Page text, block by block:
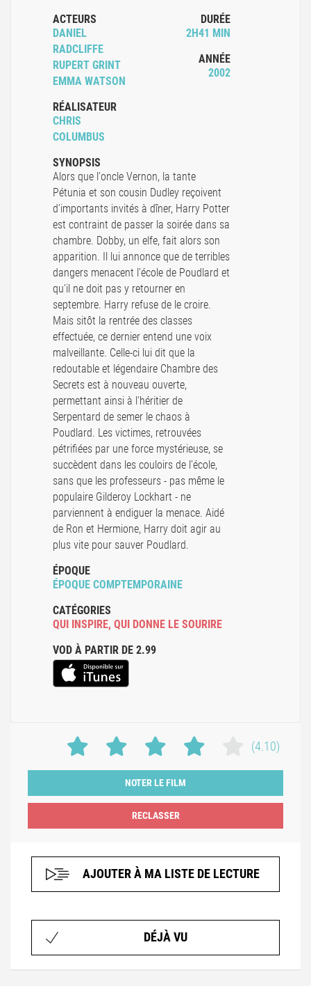
ACTEURS
DANIEL
RADCLIFFE
RUPERT GRINT
EMMA WATSON
RÉALISATEUR
CHRIS
COLUMBUS
DURÉE
2H41 MIN
ANNÉE
2002
SYNOPSIS
Alors que l'oncle Vernon, la tante
Pétunia et son cousin Dudley reçoivent
d'importants invités à dîner, Harry Potter
est contraint de passer la soirée dans sa
chambre. Dobby, un elfe, fait alors son
apparition. Il lui annonce que de terribles
dangers menacent l'école de Poudlard et
qu'il ne doit pas y retourner en
septembre. Harry refuse de le croire.
Mais sitôt la rentrée des classes
effectuée, ce dernier entend une voix
malveillante. Celle-ci lui dit que la
redoutable et légendaire Chambre des
Secrets est à nouveau ouverte,
permettant ainsi à l'héritier de
Serpentard de semer le chaos à
Poudlard. Les victimes, retrouvées
pétrifiées par une force mystérieuse, se
succèdent dans les couloirs de l'école,
sans que les professeurs - pas même le
populaire Gilderoy Lockhart - ne
parviennent à endiguer la menace. Aidé
de Ron et Hermione, Harry doit agir au
plus vite pour sauver Poudlard.
ÉPOQUE
ÉPOQUE COMPTEMPORAINE
CATÉGORIES
QUI INSPIRE, QUI DONNE LE SOURIRE
VOD À PARTIR DE 2.99
(4.10)
NOTER LE FILM
AJOUTER À MA LISTE DE LECTURE
DÉJÀ VU